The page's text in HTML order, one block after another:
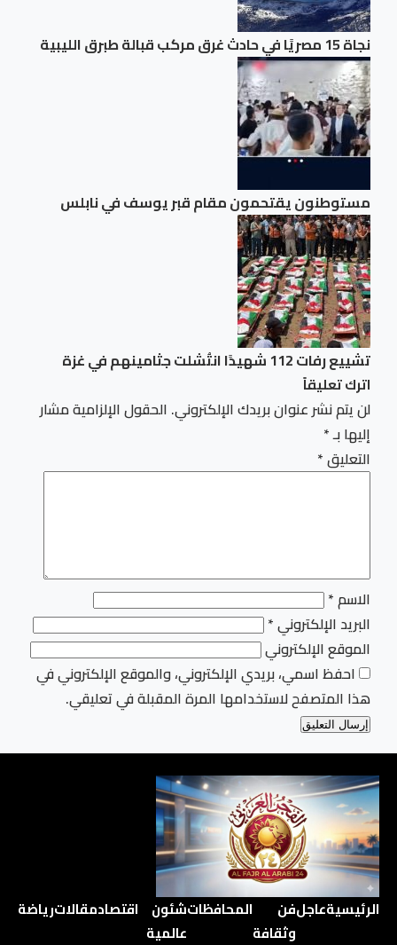
نجاة 15 مصريًا في حادث غرق مركب قبالة طبرق الليبية
مستوطنون يقتحمون مقام قبر يوسف في نابلس
تشييع رفات 112 شهيدًا انتُشلت جثامينهم في غزة
اترك تعليقاً
لن يتم نشر عنوان بريدك الإلكتروني. الحقول الإلزامية مشار
إليها بـ*
التعليق*
الاسم*
البريد الإلكتروني*
الموقع الإلكتروني
احفظ اسمي، بريدي الإلكتروني، والموقع الإلكتروني في
هذا المتصفح لاستخدامها المرة المقبلة في تعليقي.
الرئيسيةعاجلفن
وثقافة
المحافظاتشئون
عالمية
اقتصادمقالاترياضة